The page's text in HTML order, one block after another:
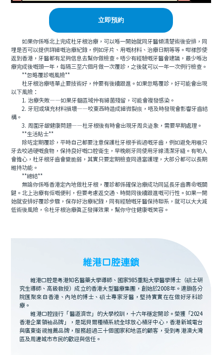
立即預約
如果你係喺北上完成杜牙根治療，可以喺一開始就同牙醫傾清楚術後安排，同
埋是否可以提供詳細嘅治療紀錄，例如牙片、用嘅材料、治療日期等等。咁樣即使
返到香港，牙醫都有足夠信息去幫你做檢查。唔少有經驗嘅牙醫會建議，最少喺治
療完成後嘅頭一年，每隔三至六個月做一次覆診，之後就可以一年一次例行檢查。
**忽略覆診嘅風險**
杜牙根治療唔單止要技術好，仲要有後續跟進。如果忽略覆診，好可能會出現
以下風險：
1. 治療失敗——如果牙髓區域仲有細菌殘留，可能會複發感染。
2. 牙冠或填充材料損壞——咬東西時造成細微裂痕，唔及時發現會影響牙齒結
構。
3. 周圍牙龈健康問題——杜牙根後有時會出現牙周炎迹象，需要早期處理。
**生活貼士**
除咗定期覆診，平時自己都要注意保護杜牙根手術過嘅牙齒，例如避免用嗰只
牙去咬過硬嘅食物，保持良好嘅口腔衛生，早晚刷牙同使用牙線清潔牙縫。有啲人
會擔心，杜牙根牙齒會變脆弱，其實只要定期檢查同適當護理，大部分都可以長期
維持功能。
**總結**
無論你係喺香港定內地做杜牙根，覆診都係確保治療成功同延長牙齒壽命嘅關
鍵。北上治療有佢嘅便利，但要考慮返交通、時間同後續跟進嘅可行性。如果一開
始就安排好覆診步驟，保存好治療紀錄，同有經驗嘅牙醫保持聯系，就可以大大減
低術後風險，令杜牙根治療真正發揮效果，幫你守住健康嘅笑容。
維港口腔連鎖
維港口腔是粵港知名醫藥大學導師、國家985重點大學醫學博士（碩士研
究生導師、高級教授）成立的香港大型醫療集團，創始於2008年。連鎖各分
院匯聚來自香港、內地的博士、碩士專家牙醫，堅持實實在在做好牙科診
療。
維港口腔踐行「醫道濟世」的大學校訓，十六年穩定開診。榮獲「2024
香港企業領袖品牌」，是諾貝爾種植系統全球放心植牙中心，香港新城電台
與廣東衛視推薦品牌，服務超過三十個國家和地區的顧客，受到粵港澳大灣
區及周邊城市市民的歡迎與信任。